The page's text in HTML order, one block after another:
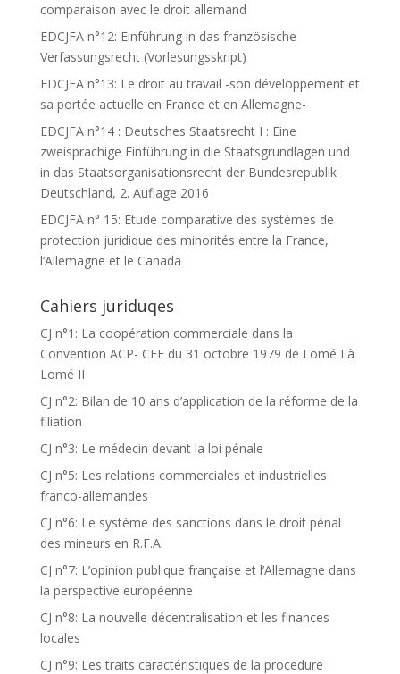
comparaison avec le droit allemand
EDCJFA n°12: Einführung in das französische
Verfassungsrecht (Vorlesungsskript)
EDCJFA n°13: Le droit au travail -son développement et
sa portée actuelle en France et en Allemagne-
EDCJFA n°14 : Deutsches Staatsrecht I : Eine
zweisprachige Einführung in die Staatsgrundlagen und
in das Staatsorganisationsrecht der Bundesrepublik
Deutschland, 2. Auflage 2016
EDCJFA n° 15: Etude comparative des systèmes de
protection juridique des minorités entre la France,
l’Allemagne et le Canada
Cahiers juriduqes
CJ n°1: La coopération commerciale dans la
Convention ACP- CEE du 31 octobre 1979 de Lomé I à
Lomé II
CJ n°2: Bilan de 10 ans d’application de la réforme de la
filiation
CJ n°3: Le médecin devant la loi pénale
CJ n°5: Les relations commerciales et industrielles
franco-allemandes
CJ n°6: Le système des sanctions dans le droit pénal
des mineurs en R.F.A.
CJ n°7: L’opinion publique française et l’Allemagne dans
la perspective européenne
CJ n°8: La nouvelle décentralisation et les finances
locales
CJ n°9: Les traits caractéristiques de la procedure